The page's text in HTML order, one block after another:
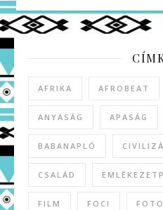
AFRIKA AFROBEAT
ANYASÁG APASÁG
BABANAPLÓ
CSALÁD
FILM FOCI